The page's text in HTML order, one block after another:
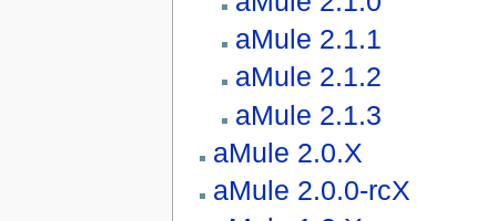
aMule 2.1.1
aMule 2.1.2
aMule 2.1.3
aMule 2.0.X
aMule 2.0.0-rcX